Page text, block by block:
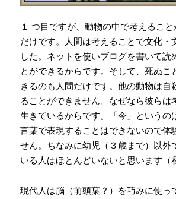
１ つ目ですが、動物の中で考えるこ
だけです。人間は考えることで文化・
した。ネットを使いブログを書いて読
とができるからです。そして、死ぬこ
きるのも人間だけです。他の動物は自
ることができません。なぜなら彼らは
生きているからです。「今」というの
言葉で表現することはできないので体
せん。ちなみに幼児（３歳まで）以外
いる人はほとんどいないと思います（
現代人は脳（前頭葉？）を巧みに使っ